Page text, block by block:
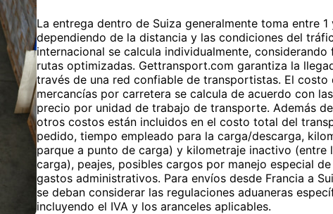
La entrega dentro de Suiza generalmente toma entre 1
dependiendo de la distancia y las condiciones del
internacional se calcula individualmente,
rutas optimizadas. Gettransport.com garantiza la
través de una red confiable de transportistas. El
mercancías por carretera se calcula de acuerdo con
precio por unidad de trabajo de transporte. Además
otros costos están incluidos en el costo total del
pedido, tiempo empleado para la carga/descarga,
parque a punto de carga) y kilometraje inactivo (entre
carga), peajes, posibles cargos por manejo especial
gastos administrativos. Para envíos desde Francia a
se deban considerar las regulaciones aduaneras
incluyendo el IVA y los aranceles aplicables.